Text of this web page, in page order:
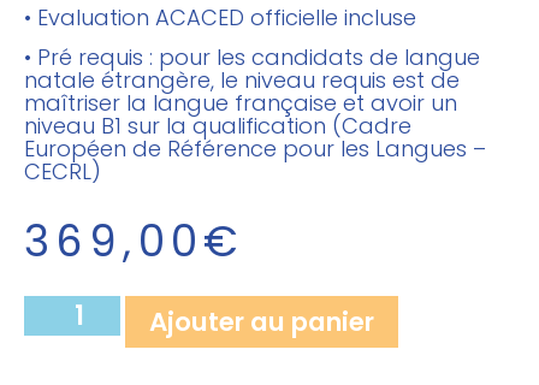
• Evaluation ACACED officielle incluse
• Pré requis : pour les candidats de langue
natale étrangère, le niveau requis est de
maîtriser la langue française et avoir un
niveau B1 sur la qualification (Cadre
Européen de Référence pour les Langues –
CECRL)
369,00€
Ajouter au panier